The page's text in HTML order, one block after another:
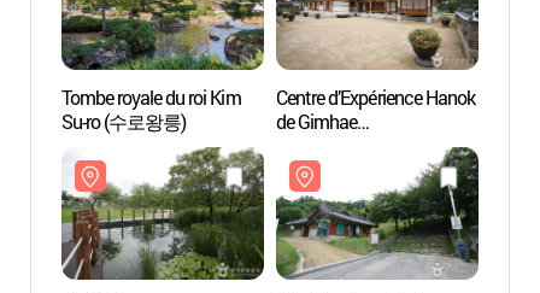
Tombe royale du roi Kim
Su-ro (수로왕릉)
Centre d’Expérience Hanok
de Gimhae